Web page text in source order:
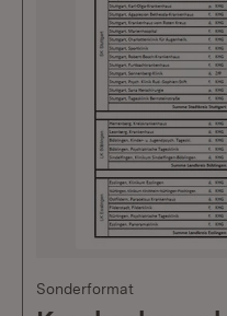
Sonderformat